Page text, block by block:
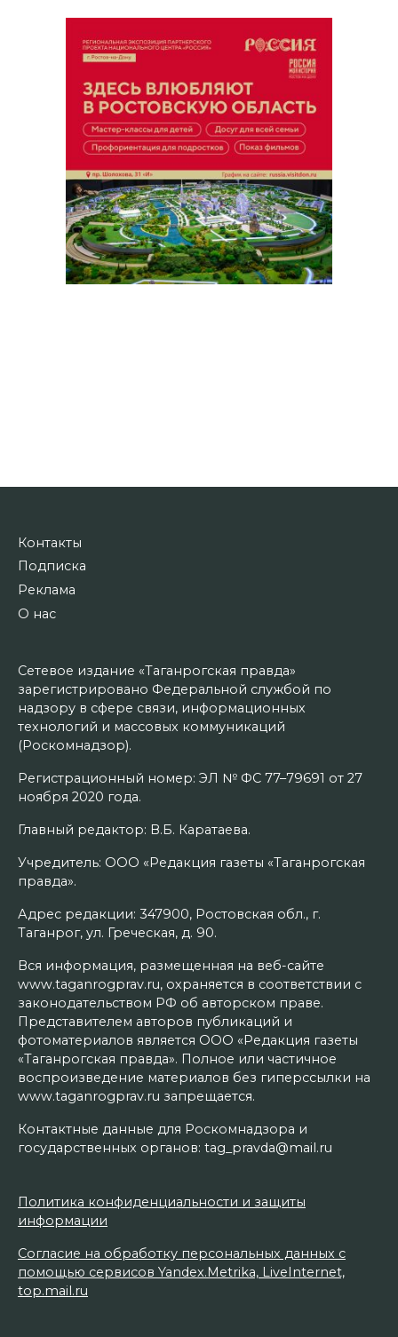
Контакты
Подписка
Реклама
О нас
Сетевое издание «Таганрогская правда»
зарегистрировано Федеральной службой по
надзору в сфере связи, информационных
технологий и массовых коммуникаций
(Роскомнадзор).
Регистрационный номер: ЭЛ № ФС 77–79691 от 27
ноября 2020 года.
Главный редактор: В.Б. Каратаева.
Учредитель: ООО «Редакция газеты «Таганрогская
правда».
Адрес редакции: 347900, Ростовская обл., г.
Таганрог, ул. Греческая, д. 90.
Вся информация, размещенная на веб-сайте
www.taganrogprav.ru, охраняется в соответствии с
законодательством РФ об авторском праве.
Представителем авторов публикаций и
фотоматериалов является ООО «Редакция газеты
«Таганрогская правда». Полное или частичное
воспроизведение материалов без гиперссылки на
www.taganrogprav.ru запрещается.
Контактные данные для Роскомнадзора и
государственных органов: tag_pravda@mail.ru
Политика конфиденциальности и защиты
информации
Согласие на обработку персональных данных с
помощью сервисов Yandex.Metrika, LiveInternet,
top.mail.ru